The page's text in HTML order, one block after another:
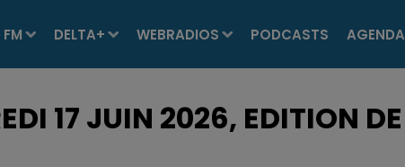
DELTA+ WEBRADIOS PODCASTS AGENDA
17 JUIN 2026, EDITION DE